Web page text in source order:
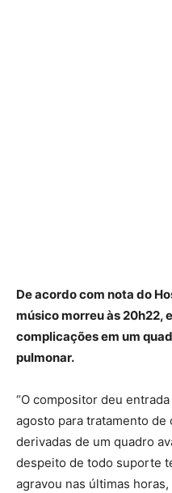
De acordo com nota do
músico morreu às 20h22,
complicações em um
pulmonar.
“O compositor deu
agosto para tratamento
derivadas de um quadro
despeito de todo suporte
agravou nas últimas